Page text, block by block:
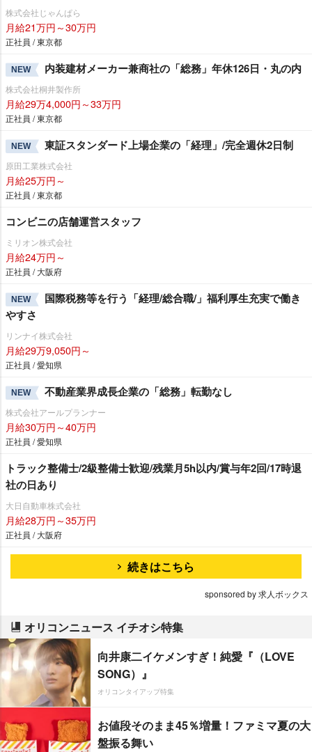
株式会社じゃんぱら
月給21万円～30万円
正社員 / 東京都
NEW 内装建材メーカー兼商社の「総務」年休126日・丸の内
株式会社桐井製作所
月給29万4,000円～33万円
正社員 / 東京都
NEW 東証スタンダード上場企業の「経理」/完全週休2日制
原田工業株式会社
月給25万円～
正社員 / 東京都
コンビニの店舗運営スタッフ
ミリオン株式会社
月給24万円～
正社員 / 大阪府
NEW
国際税務等を行う「経理/総合職/」福利厚生充実で働き
すさ
リンナイ株式会社
月給29万9,050円～
正社員 / 愛知県
NEW 不動産業界成長企業の「総務」転勤なし
株式会社アールプランナー
月給30万円～40万円
正社員 / 愛知県
トラック整備士/2級整備士歓迎/残業月5h以内/賞与年2回/17時退
社の日あり
大日自動車株式会社
月給28万円～35万円
正社員 / 大阪府
続きはこちら
sponsored by 求人ボックス
オリコンニュース イチオシ特集
向井康二イケメンすぎ！純愛『（LOVE
SONG）』
オリコンタイアップ特集
お値段そのまま45％増量！ファミマ夏の大
盤振る舞い